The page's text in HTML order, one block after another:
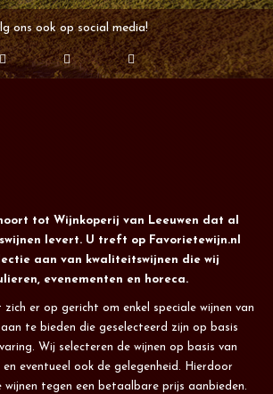
ons ook op social media!
tot Wijnkoperij van Leeuwen dat al
levert. U treft op Favorietewijn.nl
aan van kwaliteitswijnen die wij
evenementen en horeca.
zich er op gericht om enkel speciale wijnen van
te bieden die geselecteerd zijn op basis
Wij selecteren de wijnen op basis van
eventueel ook de gelegenheid. Hierdoor
wijnen tegen een betaalbare prijs aanbieden.